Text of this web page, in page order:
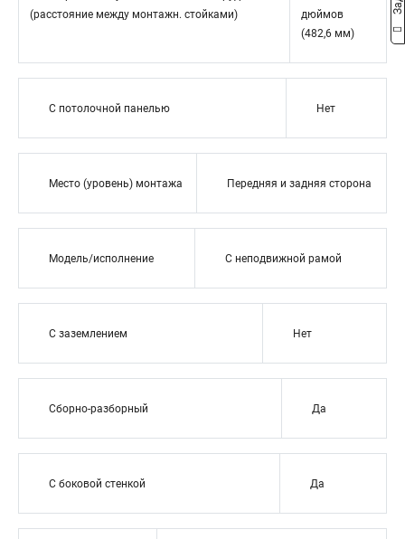
(расстояние между монтажн. стойками)
дюймов
(482,6 мм)
С потолочной панелью Нет
Место (уровень) монтажа Передняя и задняя сторона
Модель/исполнение С неподвижной рамой
С заземлением Нет
Сборно-разборный Да
С боковой стенкой Да